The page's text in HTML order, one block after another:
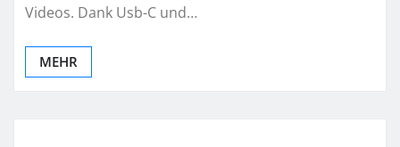
Videos. Dank Usb-C und…
MEHR